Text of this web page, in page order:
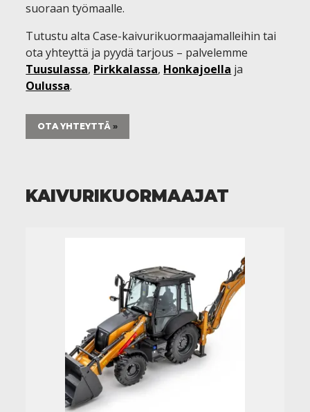
suoraan työmaalle.
Tutustu alta Case-kaivurikuormaajamalleihin tai
ota yhteyttä ja pyydä tarjous – palvelemme
Tuusulassa, Pirkkalassa, Honkajoella ja
Oulussa.
OTA YHTEYTTÄ
KAIVURIKUORMAAJAT